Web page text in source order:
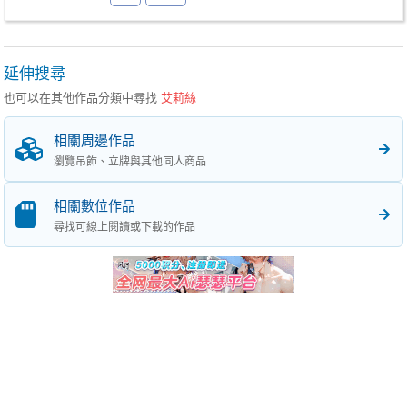
延伸搜尋
也可以在其他作品分類中尋找艾莉絲
相關周邊作品
瀏覽吊飾、立牌與其他同人商品
相關數位作品
尋找可線上閱讀或下載的作品